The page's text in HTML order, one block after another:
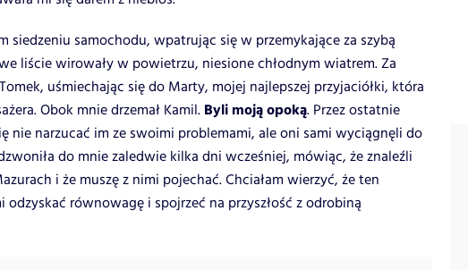
siedzeniu samochodu, wpatrując się w przemykające za szybą
liście wirowały w powietrzu, niesione chłodnym wiatrem. Za
uśmiechając się do Marty, mojej najlepszej przyjaciółki, która
Obok mnie drzemał Kamil. Byli moją opoką. Przez ostatnie
nie narzucać im ze swoimi problemami, ale oni sami wyciągnęli do
do mnie zaledwie kilka dni wcześniej, mówiąc, że znaleźli
i że muszę z nimi pojechać. Chciałam wierzyć, że ten
równowagę i spojrzeć na przyszłość z odrobiną